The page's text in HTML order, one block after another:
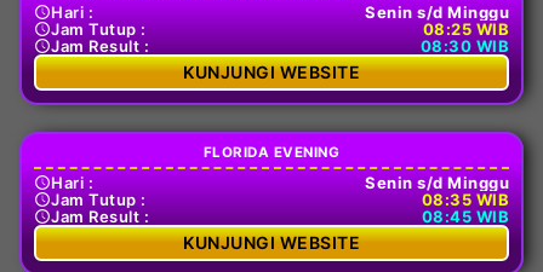
Hari :
Senin s/d Minggu
Jam Tutup :
08:25 WIB
Jam Result :
08:30 WIB
KUNJUNGI WEBSITE
FLORIDA EVENING
Hari :
Senin s/d Minggu
Jam Tutup :
08:35 WIB
Jam Result :
08:45 WIB
KUNJUNGI WEBSITE